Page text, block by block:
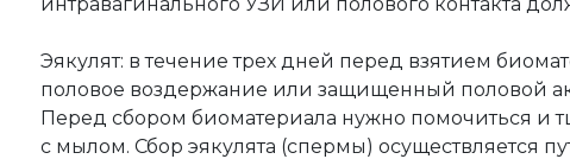
Эякулят: в течение трех дней перед взятием
половое воздержание или защищенный половой
Перед сбором биоматериала нужно помочиться и
с мылом. Сбор эякулята (спермы) осуществляется